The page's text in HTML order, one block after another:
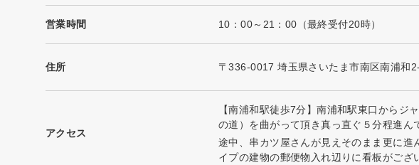
営業時間 10：00～21：00（最終受付20時）
住所 〒336-0017 埼玉県さいたま市南区南浦和
アクセス
【南浦和駅徒歩7分】南浦和駅東口からジ
の道）を曲がって頂き真っ直ぐ５分程進ん
途中、串カツ屋さんが見えそのまま更に
イプの建物の郵便物入れ辺りに看板がござ